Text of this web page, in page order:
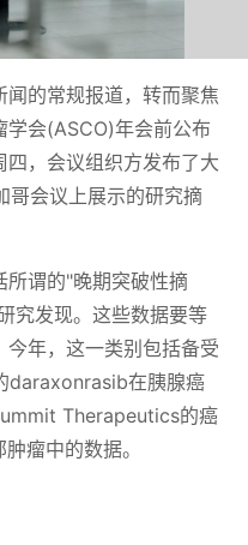
的常规报道，转而聚焦
学会(ASCO)年会前公布
，会议组织方发布了大
哥会议上展示的研究摘
所谓的"晚期突破性摘
究发现。这些数据要等
年，这一类别包括备受
daraxonrasib在胰腺癌
Therapeutics的癌
瘤中的数据。